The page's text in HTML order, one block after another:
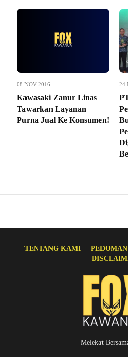
08 NOV 2016
Kawasaki Zanur Linas
Tawarkan Layanan
Purna Jual Ke Konsumen!
24
TENTANG KAMI
Melekat